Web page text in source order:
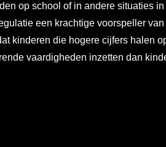
op school of in andere situaties
een krachtige voorspeller
kinderen die hogere cijfers halen
vaardigheden inzetten dan